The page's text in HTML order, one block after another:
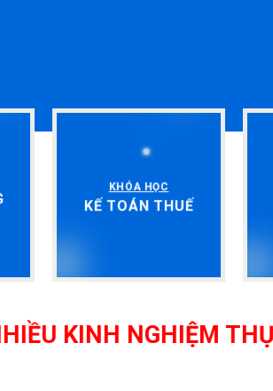
KHÓA HỌC
KẾ TOÁN THUẾ
NGHIỆM THỰC